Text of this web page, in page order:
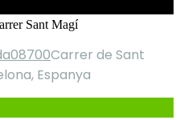
Sant Magí
08700Carrer de Sant
Espanya